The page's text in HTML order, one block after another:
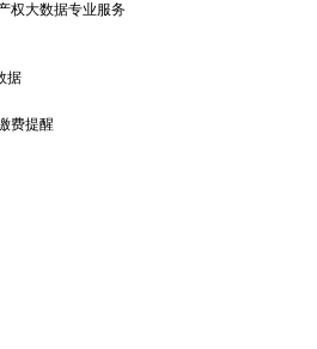
权大数据专业服务
据
费提醒